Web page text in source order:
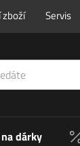
Servis
dárky